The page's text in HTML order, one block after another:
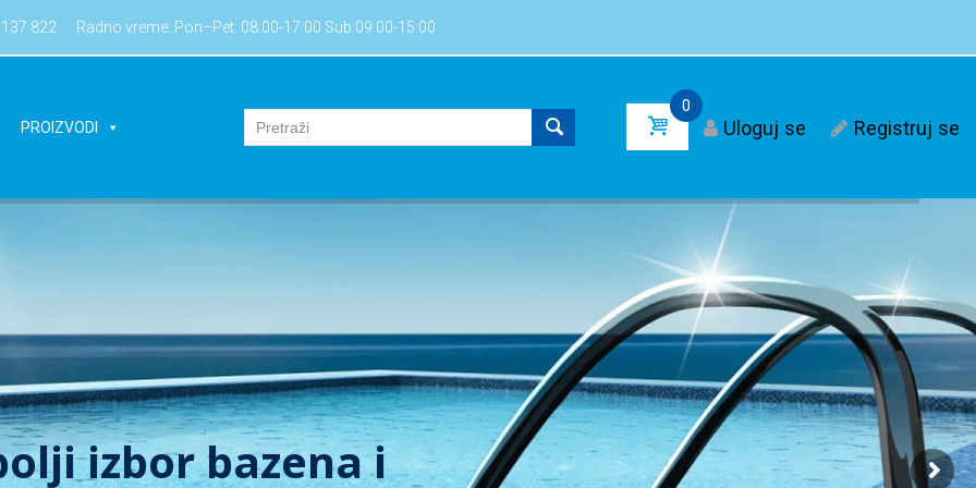
822 Radno vreme: Pon–Pet: 08:00-17:00 Sub:09:00-15:00
PROIZVODI
0
Uloguj se Registruj se
ponuda opreme za bazene !